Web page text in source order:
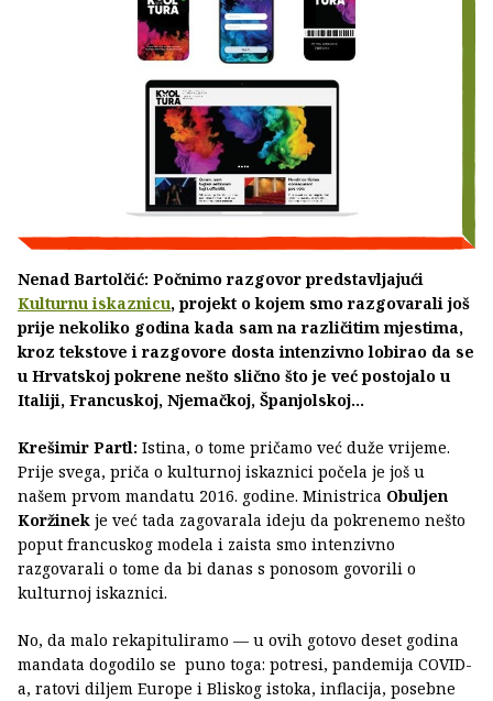
Nenad Bartolčić: Počnimo razgovor predstavljajući
Kulturnu iskaznicu, projekt o kojem smo razgovarali još
prije nekoliko godina kada sam na različitim mjestima,
kroz tekstove i razgovore dosta intenzivno lobirao da se
u Hrvatskoj pokrene nešto slično što je već postojalo u
Italiji, Francuskoj, Njemačkoj, Španjolskoj...
Krešimir Partl: Istina, o tome pričamo već duže vrijeme.
Prije svega, priča o kulturnoj iskaznici počela je još u
našem prvom mandatu 2016. godine. Ministrica Obuljen
Koržinek je već tada zagovarala ideju da pokrenemo nešto
poput francuskog modela i zaista smo intenzivno
razgovarali o tome da bi danas s ponosom govorili o
kulturnoj iskaznici.
No, da malo rekapituliramo — u ovih gotovo deset godina
mandata dogodilo se puno toga: potresi, pandemija COVID-
a, ratovi diljem Europe i Bliskog istoka, inflacija, posebne